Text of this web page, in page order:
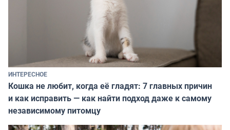
ИНТЕРЕСНОЕ
Кошка не любит, когда её гладят: 7 главных причин
и как исправить — как найти подход даже к самому
независимому питомцу